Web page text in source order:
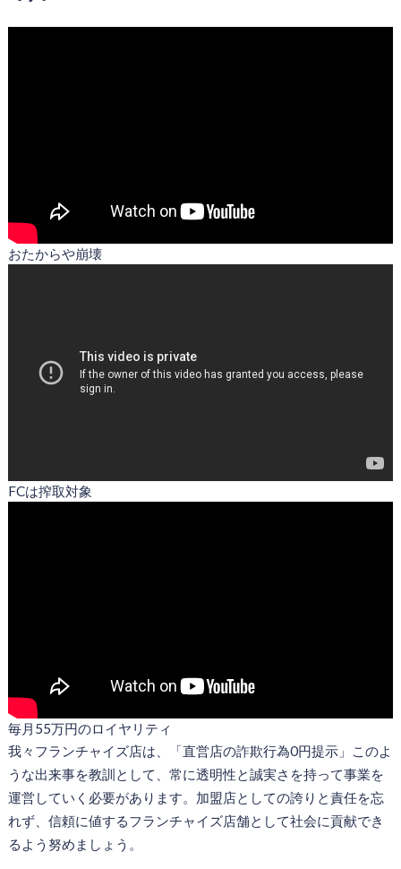
おたからや崩壊
FCは搾取対象
毎月55万円のロイヤリティ
我々フランチャイズ店は、「直営店の詐欺行為0円提示」このよ
うな出来事を教訓として、常に透明性と誠実さを持って事業を
運営していく必要があります。加盟店としての誇りと責任を忘
れず、信頼に値するフランチャイズ店舗として社会に貢献でき
るよう努めましょう。